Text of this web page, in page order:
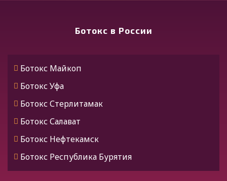
Ботокс в России
Ботокс Майкоп
Ботокс Уфа
Ботокс Стерлитамак
Ботокс Салават
Ботокс Нефтекамск
Ботокс Республика Бурятия
Ботокс Улан-Удэ